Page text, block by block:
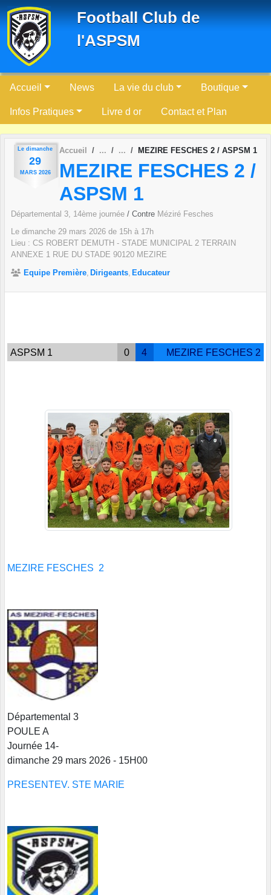
Football Club de
l'ASPSM
Accueil News La vie du club Boutique
Infos Pratiques Livre d or Contact et Plan
Le dimanche
29
MARS 2026
Accueil MEZIRE FESCHES 2 / ASPSM 1
MEZIRE FESCHES 2 /
ASPSM 1
Départemental 3, 14ème journée / Contre Méziré Fesches
Le dimanche 29 mars 2026 de 15h à 17h
Lieu : CS ROBERT DEMUTH - STADE MUNICIPAL 2 TERRAIN
ANNEXE 1 RUE DU STADE 90120 MEZIRE
Equipe Première Dirigeants Educateur
ASPSM 1 0 4 MEZIRE FESCHES 2
MEZIRE FESCHES 2
Départemental 3
POULE A
Journée 14-
dimanche 29 mars 2026 - 15H00
PRESENTEV. STE MARIE
Panneau de gestion des cookies